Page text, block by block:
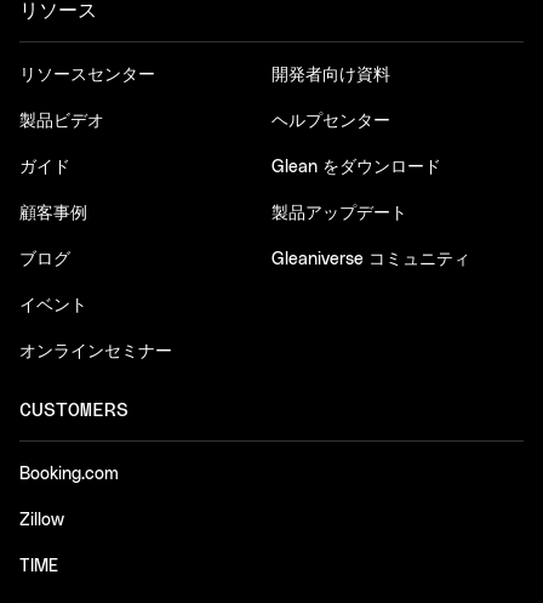
リソース
リソースセンター
製品ビデオ
ガイド
顧客事例
ブログ
イベント
オンラインセミナー
開発者向け資料
ヘルプセンター
Glean をダウンロード
製品アップデート
Gleaniverse コミュニティ
CUSTOMERS
Booking.com
Zillow
TIME